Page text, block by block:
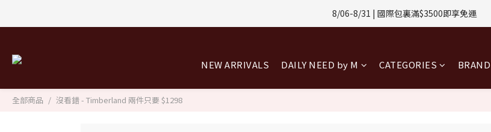
8/01-8/31 | 任選2件CUBOX正價商品 贈【威靈頓 / 波士頓墨鏡】(
8/06-8/31 | 國際包裏滿$3500即享免運
8/01-8/31 | 任選2件CUBOX正價商品 贈【威靈頓 / 波士頓墨鏡】
NEW ARRIVALS DAILY NEED by M CATEGORIES
全部商品 沒看錯 - Timberland 兩件只要 $1298